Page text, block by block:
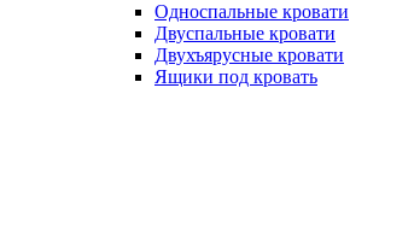
Односпальные кровати
Двуспальные кровати
Двухъярусные кровати
Ящики под кровать